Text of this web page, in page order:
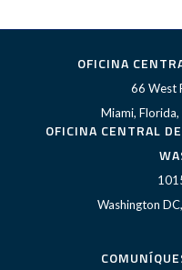
OFICINA
66 West
Miami,
OFICINA CENTRAL
Washington